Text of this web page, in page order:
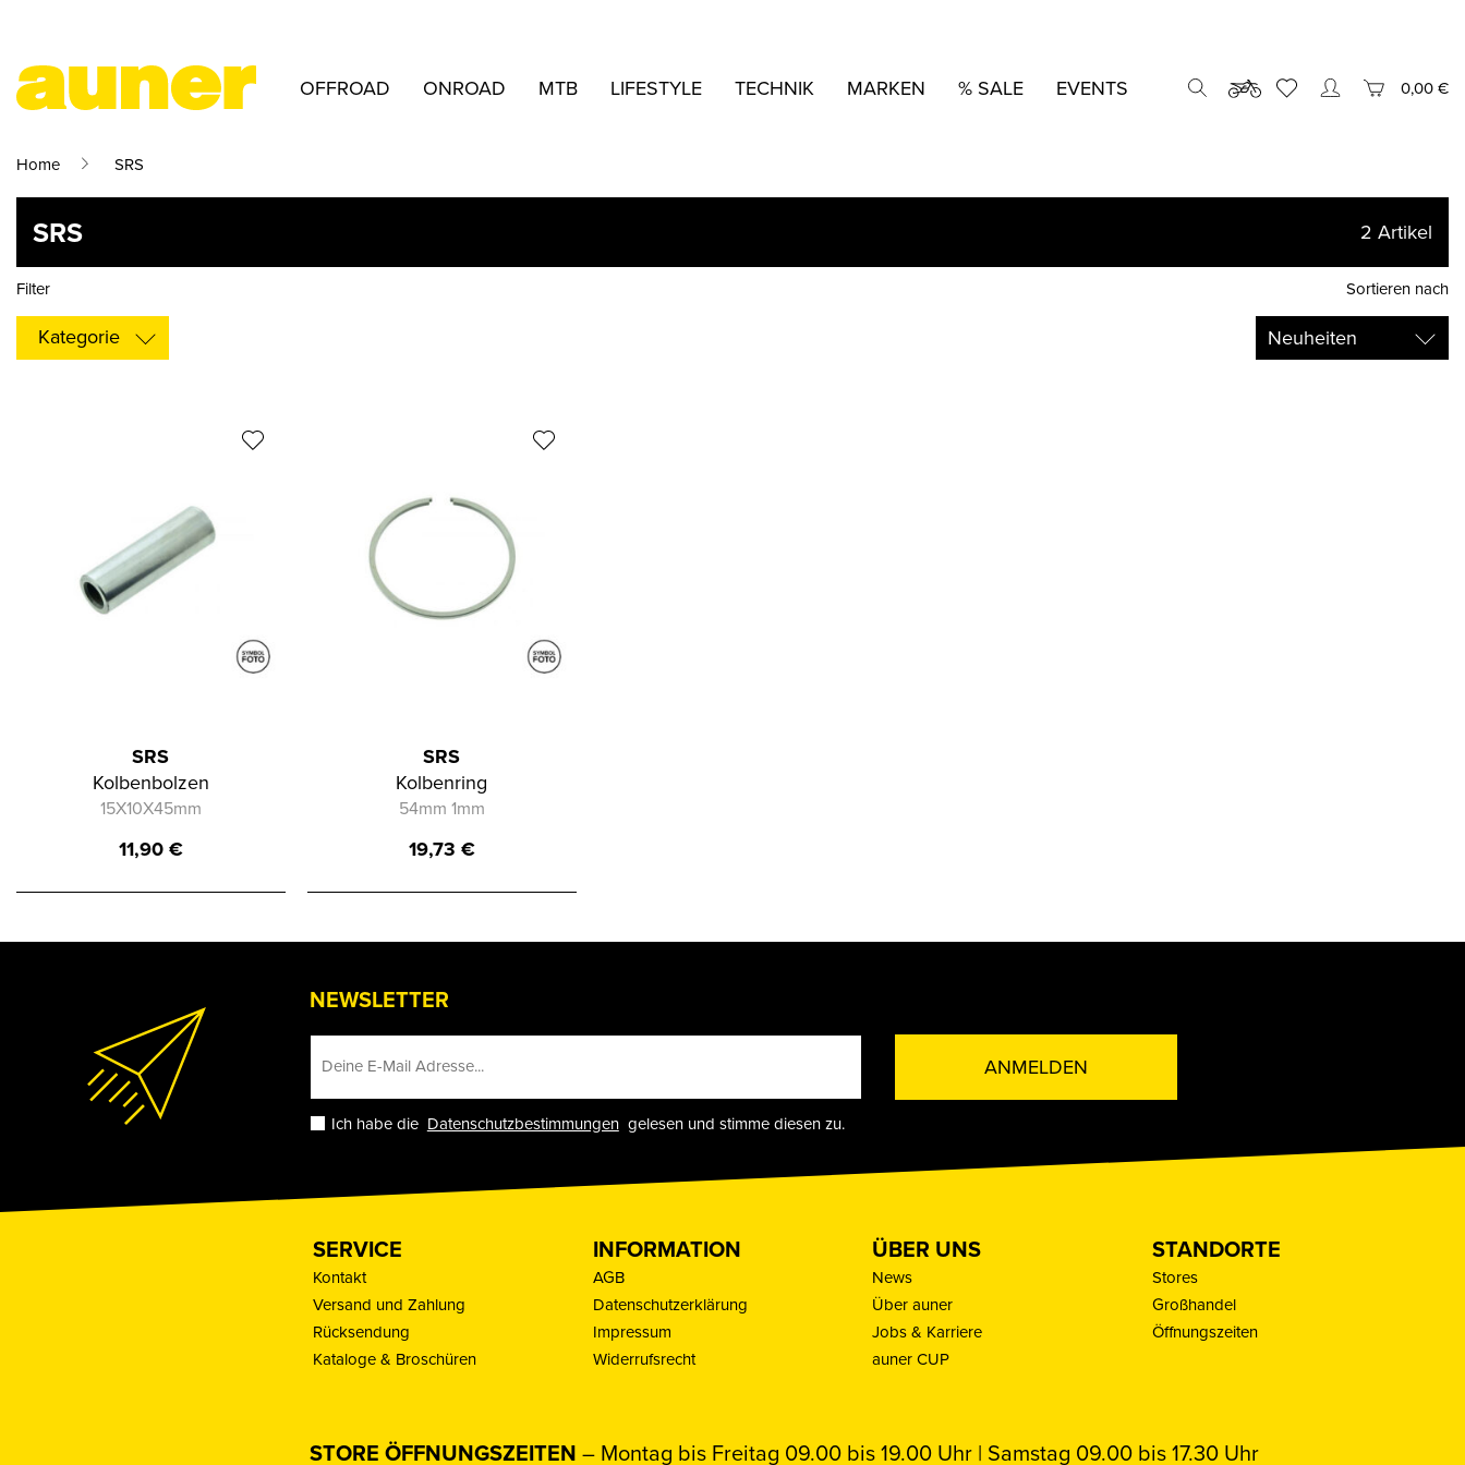
OFFROAD ONROAD MTB LIFESTYLE TECHNIK MARKEN % SALE EVENTS 0,00 €
Home SRS
SRS 2 Artikel
Filter
Kategorie
Sortieren nach
SRS
Kolbenbolzen
15X10X45mm
11,90€
SRS
Kolbenring
54mm 1mm
19,73 €
NEWSLETTER
Ich habe die Datenschutzbestimmungengelesen und stimme diesen zu.
ANMELDEN
SERVICE
Kontakt
Versand und Zahlung
Rücksendung
Kataloge & Broschüren
INFORMATION
AGB
Datenschutzerklärung
Impressum
Widerrufsrecht
ÜBER UNS
News
Über auner
Jobs & Karriere
auner CUP
STANDORTE
Stores
Großhandel
Öffnungszeiten
STORE ÖFFNUNGSZEITEN – Montag bis Freitag 09.00 bis 19.00 Uhr | Samstag 09.00 bis 17.30 Uhr